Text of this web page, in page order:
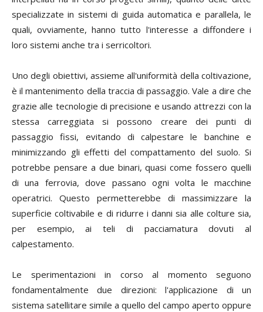
specializzate in sistemi di guida automatica e parallela, le
quali, ovviamente, hanno tutto l'interesse a diffondere i
loro sistemi anche tra i serricoltori.
Uno degli obiettivi, assieme all'uniformità della coltivazione,
è il mantenimento della traccia di passaggio. Vale a dire che
grazie alle tecnologie di precisione e usando attrezzi con la
stessa carreggiata si possono creare dei punti di
passaggio fissi, evitando di calpestare le banchine e
minimizzando gli effetti del compattamento del suolo. Si
potrebbe pensare a due binari, quasi come fossero quelli
di una ferrovia, dove passano ogni volta le macchine
operatrici. Questo permetterebbe di massimizzare la
superficie coltivabile e di ridurre i danni sia alle colture sia,
per esempio, ai teli di pacciamatura dovuti al
calpestamento.
Le sperimentazioni in corso al momento seguono
fondamentalmente due direzioni: l'applicazione di un
sistema satellitare simile a quello del campo aperto oppure